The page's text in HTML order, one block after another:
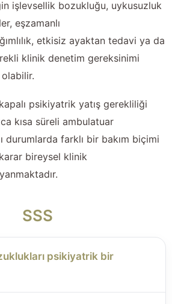
işlevsellik bozukluğu, uykusuzluk
eşzamanlı
etkisiz ayaktan tedavi ya da
klinik denetim gereksinimi
psikiyatrik yatış gerekliliği
kısa süreli ambulatuar
durumlarda farklı bir bakım biçimi
bireysel klinik
SSS
psikiyatrik bir